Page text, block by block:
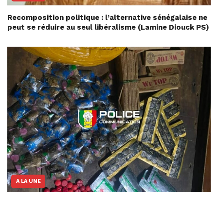
Recomposition politique : l’alternative sénégalaise ne
peut se réduire au seul libéralisme (Lamine Diouck PS)
A LA UNE